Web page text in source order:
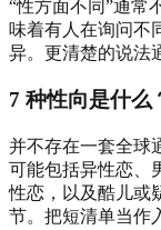
“性方面不同”通常
味着有人在询问不
异。更清楚的说法
7 种性向是什么
并不存在一套全球
可能包括异性恋、
性恋，以及酷儿或
节。把短清单当作